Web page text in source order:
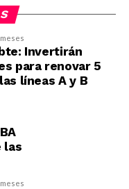
Invertirán
para renovar 5
líneas A y B
las